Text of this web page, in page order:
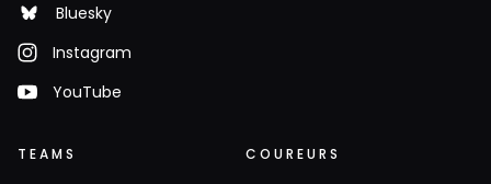
Bluesky
Instagram
YouTube
TEAMS COUREURS